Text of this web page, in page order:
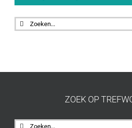
Zoeken
naar:
ZOEK OP
Zoeken